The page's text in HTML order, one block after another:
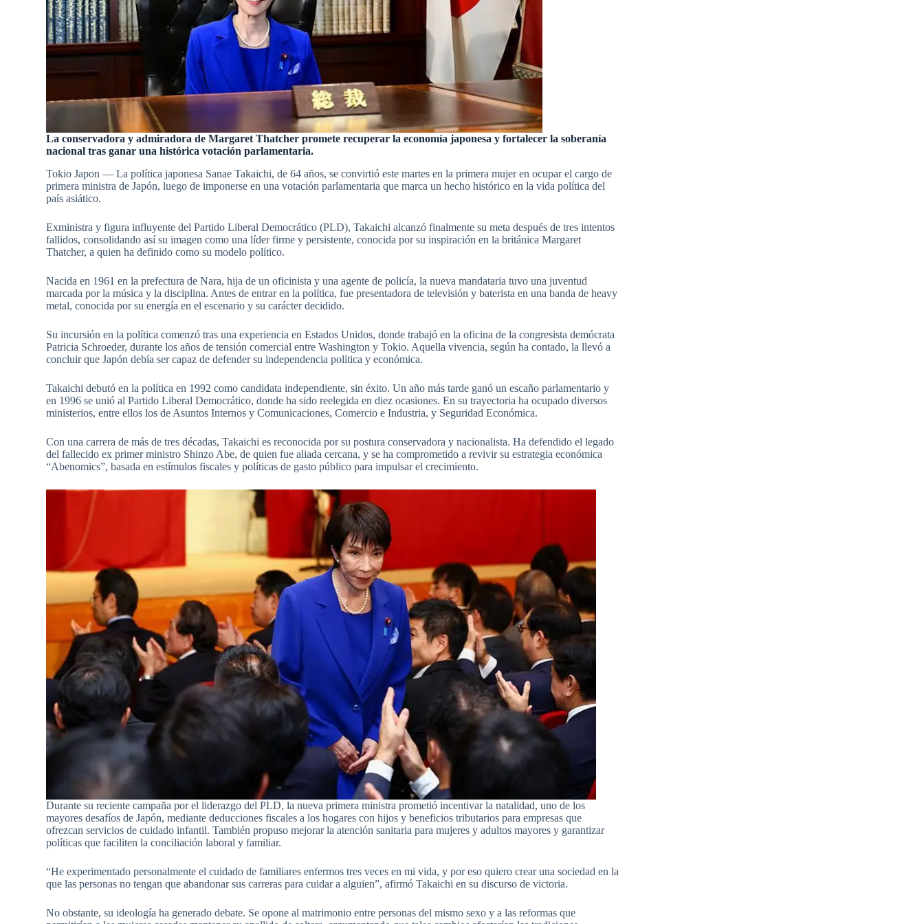
La conservadora y admiradora de Margaret Thatcher promete recuperar la economía japonesa y fortalecer la soberanía
nacional tras ganar una histórica votación parlamentaria.
Tokio Japon — La política japonesa Sanae Takaichi, de 64 años, se convirtió este martes en la primera mujer en ocupar el cargo de
primera ministra de Japón, luego de imponerse en una votación parlamentaria que marca un hecho histórico en la vida política del
país asiático.
Exministra y figura influyente del Partido Liberal Democrático (PLD), Takaichi alcanzó finalmente su meta después de tres intentos
fallidos, consolidando así su imagen como una líder firme y persistente, conocida por su inspiración en la británica Margaret
Thatcher, a quien ha definido como su modelo político.
Nacida en 1961 en la prefectura de Nara, hija de un oficinista y una agente de policía, la nueva mandataria tuvo una juventud
marcada por la música y la disciplina. Antes de entrar en la política, fue presentadora de televisión y baterista en una banda de heavy
metal, conocida por su energía en el escenario y su carácter decidido.
Su incursión en la política comenzó tras una experiencia en Estados Unidos, donde trabajó en la oficina de la congresista demócrata
Patricia Schroeder, durante los años de tensión comercial entre Washington y Tokio. Aquella vivencia, según ha contado, la llevó a
concluir que Japón debía ser capaz de defender su independencia política y económica.
Takaichi debutó en la política en 1992 como candidata independiente, sin éxito. Un año más tarde ganó un escaño parlamentario y
en 1996 se unió al Partido Liberal Democrático, donde ha sido reelegida en diez ocasiones. En su trayectoria ha ocupado diversos
ministerios, entre ellos los de Asuntos Internos y Comunicaciones, Comercio e Industria, y Seguridad Económica.
Con una carrera de más de tres décadas, Takaichi es reconocida por su postura conservadora y nacionalista. Ha defendido el legado
del fallecido ex primer ministro Shinzo Abe, de quien fue aliada cercana, y se ha comprometido a revivir su estrategia económica
“Abenomics”, basada en estímulos fiscales y políticas de gasto público para impulsar el crecimiento.
Durante su reciente campaña por el liderazgo del PLD, la nueva primera ministra prometió incentivar la natalidad, uno de los
mayores desafíos de Japón, mediante deducciones fiscales a los hogares con hijos y beneficios tributarios para empresas que
ofrezcan servicios de cuidado infantil. También propuso mejorar la atención sanitaria para mujeres y adultos mayores y garantizar
políticas que faciliten la conciliación laboral y familiar.
“He experimentado personalmente el cuidado de familiares enfermos tres veces en mi vida, y por eso quiero crear una sociedad en la
que las personas no tengan que abandonar sus carreras para cuidar a alguien”, afirmó Takaichi en su discurso de victoria.
No obstante, su ideología ha generado debate. Se opone al matrimonio entre personas del mismo sexo y a las reformas que